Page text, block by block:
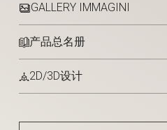
GALLERY IMMAGINI
产品总名册
2D/3D设计